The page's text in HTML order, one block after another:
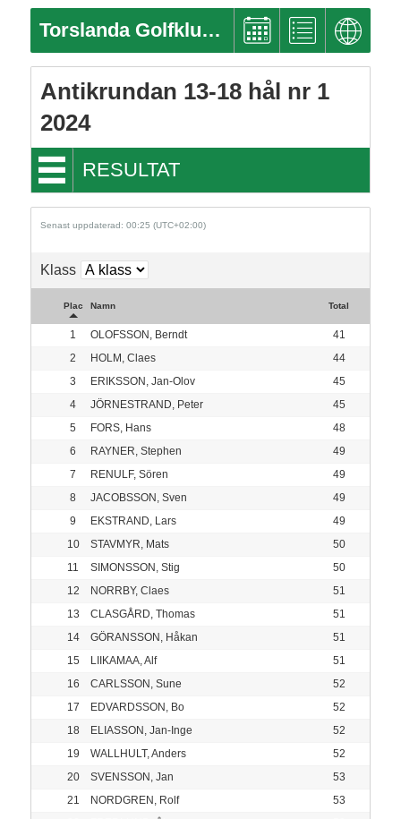
Torslanda Golfklubb
Antikrundan 13-18 hål nr 1
2024
RESULTAT
Senast uppdaterad: 00:25 (UTC+02:00)
Klass
Plac Namn Total
1 OLOFSSON, Berndt
41
2
HOLM, Claes
44
3
ERIKSSON, Jan-Olov
45
4
JÖRNESTRAND, Peter
45
5
FORS, Hans
48
6
RAYNER, Stephen
49
7
RENULF, Sören
49
8
JACOBSSON, Sven
49
9
EKSTRAND, Lars
49
10
STAVMYR, Mats
50
11
SIMONSSON, Stig
50
12
NORRBY, Claes
51
13
CLASGÅRD, Thomas
51
14
GÖRANSSON, Håkan
51
15
LIIKAMAA, Alf
51
16
CARLSSON, Sune
52
17
EDVARDSSON, Bo
52
18
ELIASSON, Jan-Inge
52
19
WALLHULT, Anders
52
20
SVENSSON, Jan
53
21
NORDGREN, Rolf
53